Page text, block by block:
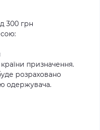
300 грн
призначення.
розраховано
одержувача.